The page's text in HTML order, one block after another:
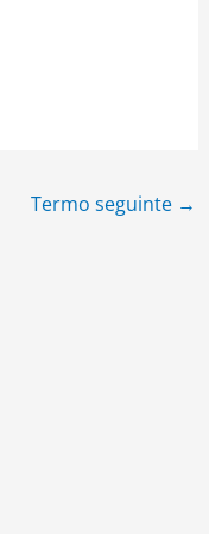
Termo seguinte →